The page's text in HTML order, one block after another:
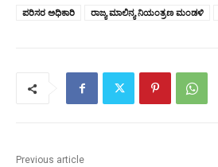
ಪರಿಸರ ಅಧಿಕಾರಿ
ರಾಜ್ಯ ಮಾಲಿನ್ಯ ನಿಯಂತ್ರಣ ಮಂಡಳಿ
Previous article